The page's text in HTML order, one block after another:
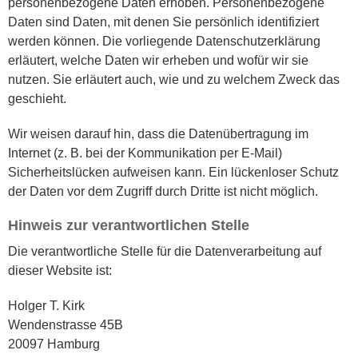
personenbezogene Daten erhoben. Personenbezogene
Daten sind Daten, mit denen Sie persönlich identifiziert
werden können. Die vorliegende Datenschutzerklärung
erläutert, welche Daten wir erheben und wofür wir sie
nutzen. Sie erläutert auch, wie und zu welchem Zweck das
geschieht.
Wir weisen darauf hin, dass die Datenübertragung im
Internet (z. B. bei der Kommunikation per E-Mail)
Sicherheitslücken aufweisen kann. Ein lückenloser Schutz
der Daten vor dem Zugriff durch Dritte ist nicht möglich.
Hinweis zur verantwortlichen Stelle
Die verantwortliche Stelle für die Datenverarbeitung auf
dieser Website ist:
Holger T. Kirk
Wendenstrasse 45B
20097 Hamburg